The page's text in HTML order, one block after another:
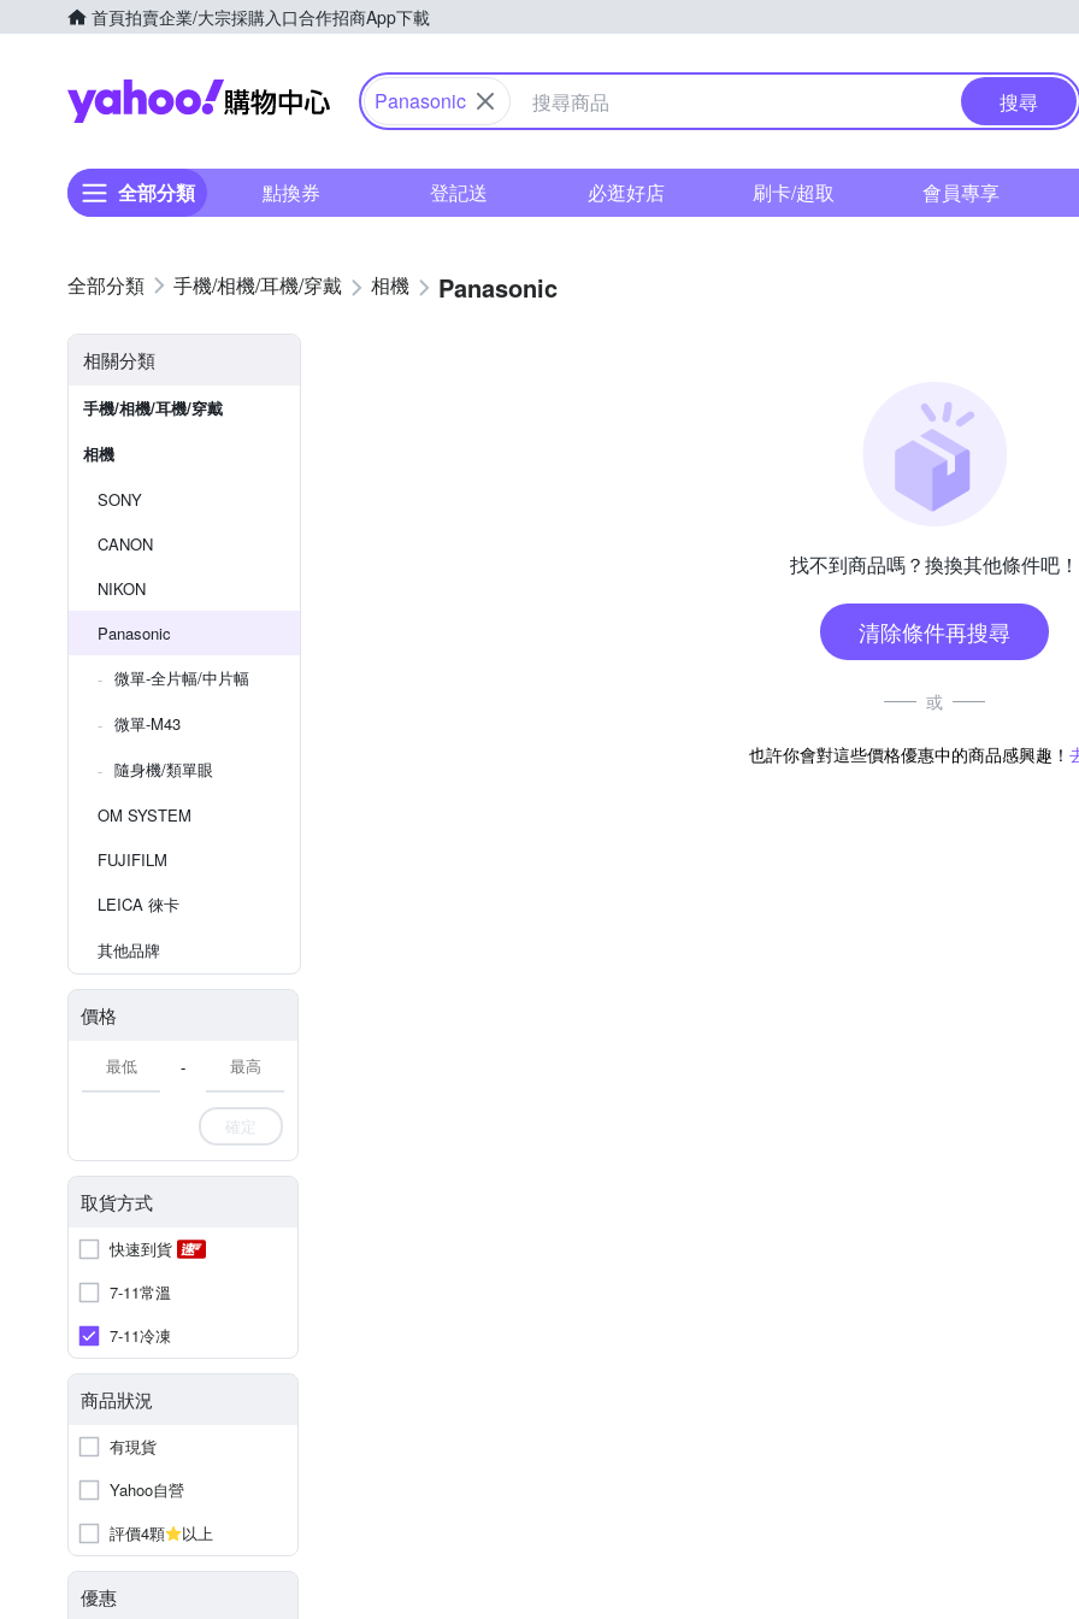
首頁拍賣企業/大宗採購入口合作招商App下載
Yahoo購物中心
Panasonic 搜尋
全部分類 點換券 登記送 必逛好店 刷卡/超取 會員專享
手機/相機/耳機/穿戴 相機 Panasonic
相關分類
手機/相機/耳機/穿戴
相機
SONY
CANON
NIKON
Panasonic
微單-全片幅/中片幅
微單-M43
隨身機/類單眼
OM SYSTEM
FUJIFILM
LEICA 徠卡
其他品牌
價格
-
確定
取貨方式
快速到貨
7-11常溫
7-11冷凍
商品狀況
有現貨
Yahoo自營
評價4顆
以上
優惠
找不到商品嗎？換換其他條件吧！
清除條件再搜尋
或
也許你會對這些價格優惠中的商品感興趣！